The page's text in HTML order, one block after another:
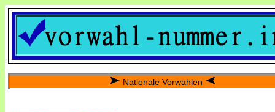
Nationale Vorwahlen